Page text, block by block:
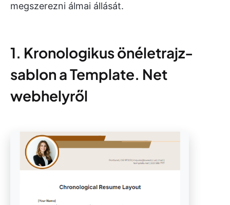
megszerezni álmai állását.
1. Kronologikus önéletrajz-
sablon a Template. Net
webhelyről